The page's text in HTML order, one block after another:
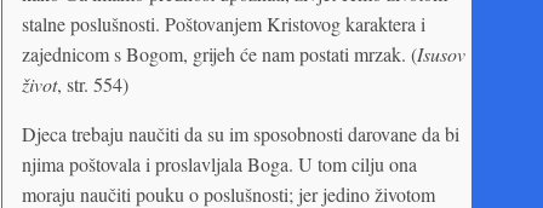
stalne poslušnosti. Poštovanjem Kristovog karaktera i
zajednicom s Bogom, grijeh će nam postati mrzak. (Isusov
život, str. 554)
Djeca trebaju naučiti da su im sposobnosti darovane da bi
njima poštovala i proslavljala Boga. U tom cilju ona
moraju naučiti pouku o poslušnosti; jer jedino životom